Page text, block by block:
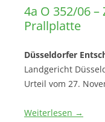
4a O 352/06
Prallplatte
Düsseldorfer
Landgericht
Urteil vom 27.
Weiterlesen →